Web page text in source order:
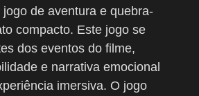
jogo de aventura e quebra-
compacto. Este jogo se
dos eventos do filme,
e narrativa emocional
imersiva. O jogo